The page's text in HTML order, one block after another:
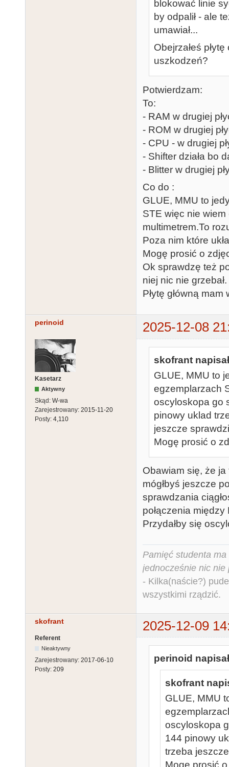
blokować linie
by odpalił - ale
umawiał...
Obejrzałeś
uszkodzeń?
Potwierdzam:
To:
- RAM w drugiej
- ROM w drugiej
- CPU - w drugiej
- Shifter działa bo
- Blitter w drugiej
Co do :
GLUE, MMU to
STE więc nie
multimetrem.To
Poza nim które
Mogę prosić o
Ok sprawdzę też
niej nic nie grzebał.
Płytę główną mam
perinoid 2025-12-08
Kasetarz
Aktywny
Skąd: W-wa
Zarejestrowany: 2015-11-20
Posty: 4,110
skofrant
GLUE, MMU to
egzemplarzach
oscyloskopa go
pinowy uklad
jeszcze
Mogę prosić o
Obawiam się, że
mógłbyś jeszcze
sprawdzania
połączenia
Przydałby się
Pamięć studenta
jednocześnie nic nie
- Kilka(naście?)
wszystkimi rządzić.
skofrant 2025-12-09
Referent
Nieaktywny
Zarejestrowany: 2017-06-10
Posty: 209
perinoid
skofrant
GLUE, MMU
oscyloskopa
144 pinowy
trzeba